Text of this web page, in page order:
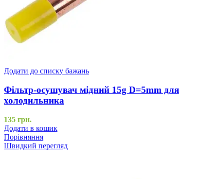
Додати до списку бажань
Фільтр-осушувач мідний 15g D=5mm для
холодильника
135 грн.
Додати в кошик
Порівняння
Швидкий перегляд